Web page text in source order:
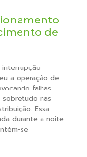
de
a operação de
falhas
nas
Essa
durante a noite
se